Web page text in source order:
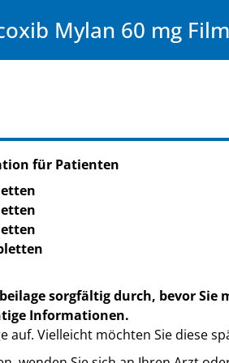
Mylan 60 mg
für Patienten
sorgfältig durch, bevor
Informationen.
auf. Vielleicht möchten Sie diese